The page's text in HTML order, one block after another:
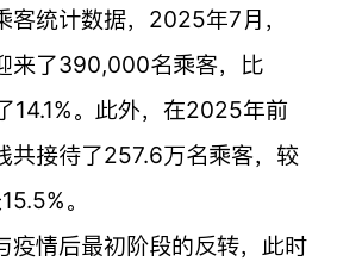
客统计数据，2025年7月，
来了390,000名乘客，比
14.1%。此外，在2025年前
共接待了257.6万名乘客，较
。
疫情后最初阶段的反转，此时